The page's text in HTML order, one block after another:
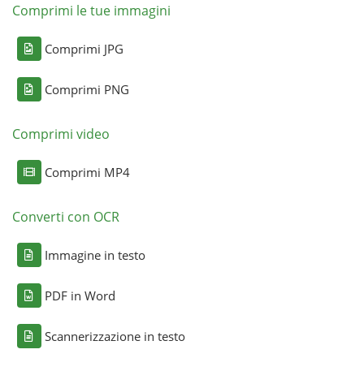
Comprimi le tue immagini
Comprimi JPG
Comprimi PNG
Comprimi video
Comprimi MP4
Converti con OCR
Immagine in testo
PDF in Word
Scannerizzazione in testo